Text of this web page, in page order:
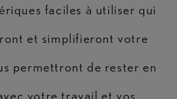
faciles à utiliser qui
et simplifieront votre
permettront de rester en
votre travail et vos